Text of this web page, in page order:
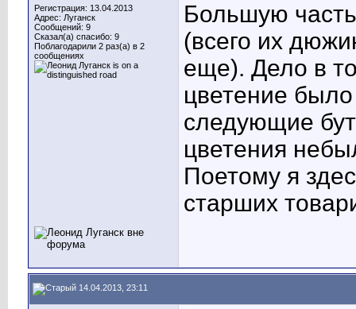
Регистрация: 13.04.2013
Адрес: Луганск
Сообщений: 9
Сказал(а) спасибо: 9
Поблагодарили 2 раз(а) в 2
сообщениях
Большую
(всего их
еще). Дело в
цветение
следующие
цветения
Поетому я
старших
14.04.2013, 23:11